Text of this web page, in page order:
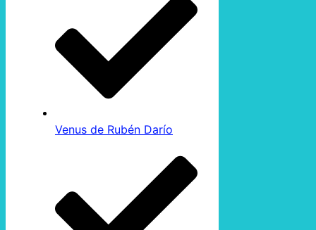
Venus de Rubén Darío